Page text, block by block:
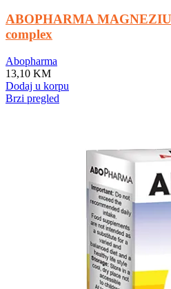
ABOPHARMA
complex
Abopharma
13,10 KM
Dodaj u korpu
Brzi pregled